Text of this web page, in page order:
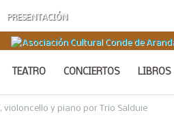
PRESENTACIÓN
TEATRO CONCIERTOS LIBROS
violoncello y piano por Trio Salduie